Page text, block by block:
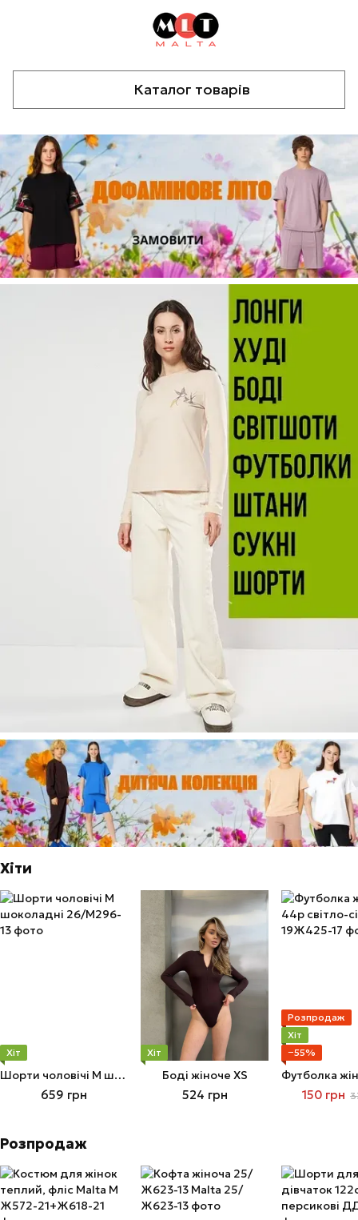
Каталог товарів
Хіти
Хіт
Шорти чоловічі M шоколадні
659 грн
Хіт
Боді жіноче XS
524 грн
Розпродаж
Хіт
−55%
150 грн
Розпродаж